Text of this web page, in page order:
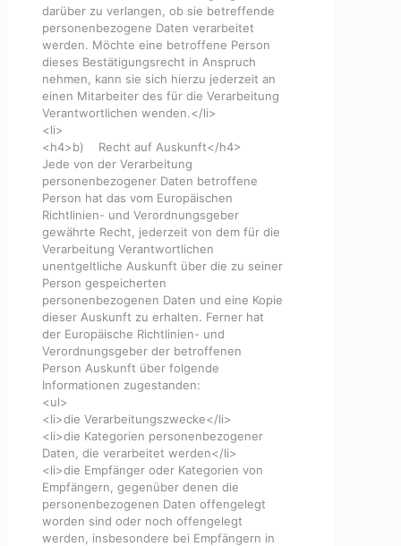
darüber zu verlangen, ob sie betreffende
personenbezogene Daten verarbeitet
werden. Möchte eine betroffene Person
dieses Bestätigungsrecht in Anspruch
nehmen, kann sie sich hierzu jederzeit an
einen Mitarbeiter des für die Verarbeitung
Verantwortlichen wenden.</li>
<li>
<h4>b) Recht auf Auskunft</h4>
Jede von der Verarbeitung
personenbezogener Daten betroffene
Person hat das vom Europäischen
Richtlinien- und Verordnungsgeber
gewährte Recht, jederzeit von dem für die
Verarbeitung Verantwortlichen
unentgeltliche Auskunft über die zu seiner
Person gespeicherten
personenbezogenen Daten und eine Kopie
dieser Auskunft zu erhalten. Ferner hat
der Europäische Richtlinien- und
Verordnungsgeber der betroffenen
Person Auskunft über folgende
Informationen zugestanden:
<ul>
<li>die Verarbeitungszwecke</li>
<li>die Kategorien personenbezogener
Daten, die verarbeitet werden</li>
<li>die Empfänger oder Kategorien von
Empfängern, gegenüber denen die
personenbezogenen Daten offengelegt
worden sind oder noch offengelegt
werden, insbesondere bei Empfängern in